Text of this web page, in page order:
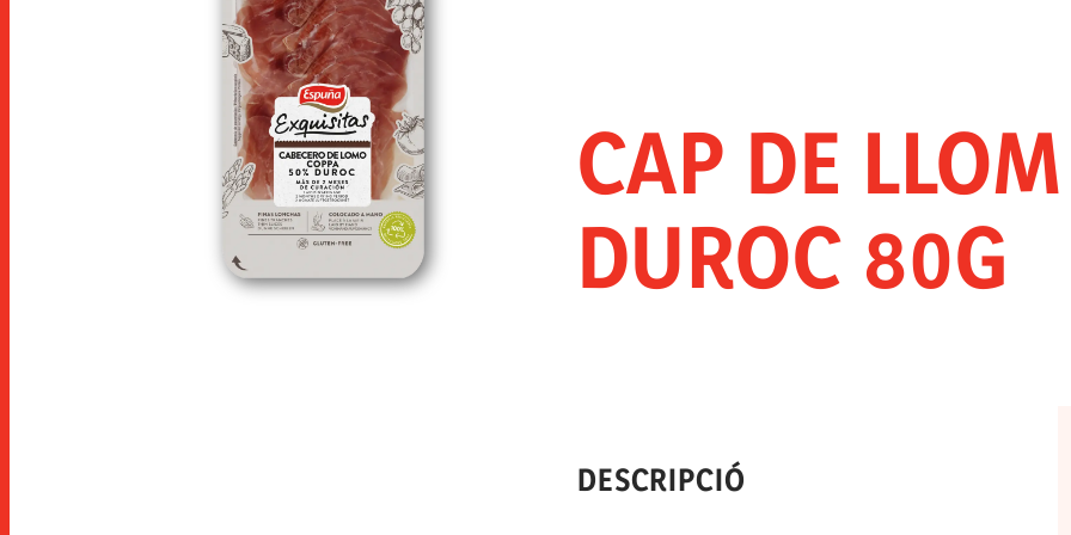
CAP DE
DUROC 80G
DESCRIPCIÓ